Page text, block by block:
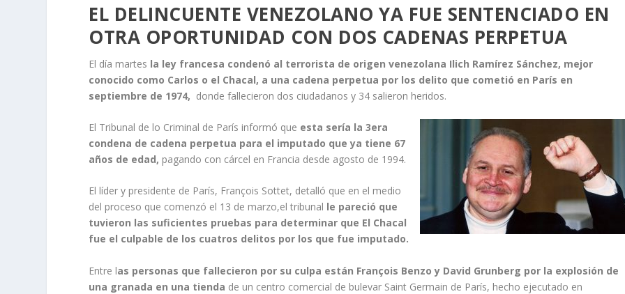
EL DELINCUENTE VENEZOLANO YA FUE SENTENCIADO EN
OTRA OPORTUNIDAD CON DOS CADENAS PERPETUA
El día martes la ley francesa condenó al terrorista de origen venezolana Ilich Ramírez Sánchez, mejor
conocido como Carlos o el Chacal, a una cadena perpetua por los delito que cometió en París en
septiembre de 1974, donde fallecieron dos ciudadanos y 34 salieron heridos.
El Tribunal de lo Criminal de París informó que esta sería la 3era
condena de cadena perpetua para el imputado que ya tiene 67
años de edad, pagando con cárcel en Francia desde agosto de 1994.
El líder y presidente de París, François Sottet, detalló que en el medio
del proceso que comenzó el 13 de marzo,el tribunal le pareció que
tuvieron las suficientes pruebas para determinar que El Chacal
fue el culpable de los cuatros delitos por los que fue imputado.
Entre las personas que fallecieron por su culpa están François Benzo y David Grunberg por la explosión de
una granada en una tienda de un centro comercial de bulevar Saint Germain de París, hecho ejecutado en